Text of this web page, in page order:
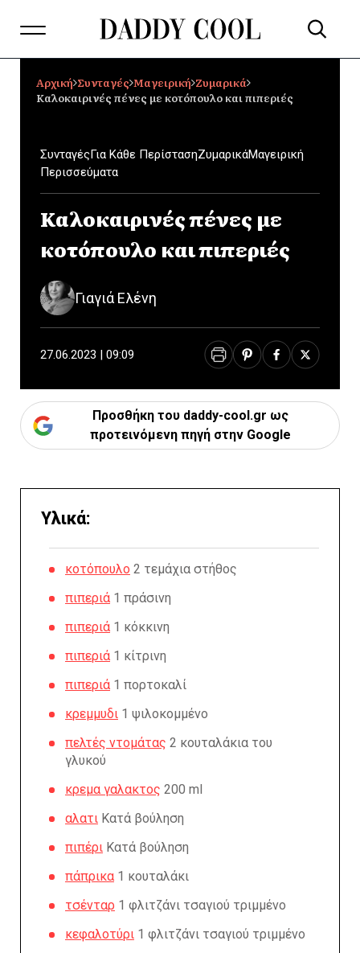
Αρχική Συνταγές Μαγειρική Ζυμαρικά
Καλοκαιρινές πένες με κοτόπουλο και πιπεριές
ΣυνταγέςΓια Κάθε ΠερίστασηΖυμαρικάΜαγειρική
Περισσεύματα
Καλοκαιρινές πένες με
κοτόπουλο και πιπεριές
Γιαγιά Ελένη
27.06.2023 | 09:09
Προσθήκη του daddy-cool.gr ως
προτεινόμενη πηγή στην Google
Υλικά:
κοτόπουλο 2 τεμάχια στήθος
πιπεριά 1 πράσινη
πιπεριά 1 κόκκινη
πιπεριά 1 κίτρινη
πιπεριά 1 πορτοκαλί
κρεμμυδι 1 ψιλοκομμένο
πελτές ντομάτας 2 κουταλάκια του
γλυκού
κρεμα γαλακτος 200 ml
αλατι Κατά βούληση
πιπέρι Κατά βούληση
πάπρικα 1 κουταλάκι
τσένταρ 1 φλιτζάνι τσαγιού τριμμένο
κεφαλοτύρι 1 φλιτζάνι τσαγιού τριμμένο